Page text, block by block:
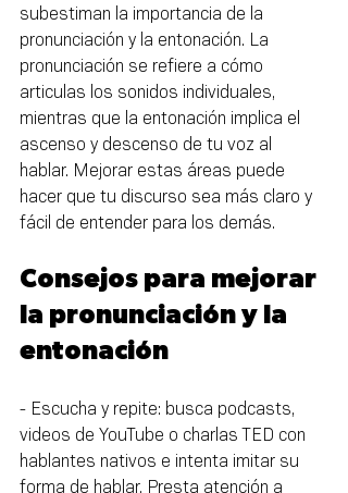
subestiman la importancia de la
pronunciación y la entonación. La
pronunciación se refiere a cómo
articulas los sonidos individuales,
mientras que la entonación implica el
ascenso y descenso de tu voz al
hablar. Mejorar estas áreas puede
hacer que tu discurso sea más claro y
fácil de entender para los demás.
Consejos para mejorar
la pronunciación y la
entonación
- Escucha y repite: busca podcasts,
videos de YouTube o charlas TED con
hablantes nativos e intenta imitar su
forma de hablar. Presta atención a